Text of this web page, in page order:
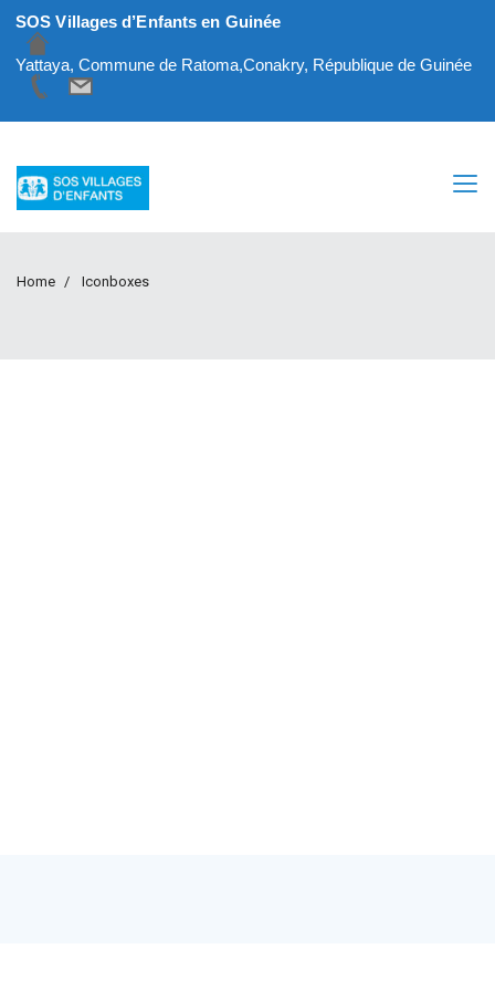
SOS Villages d’Enfants en Guinée
Yattaya, Commune de Ratoma,Conakry, République de Guinée
Home Iconboxes